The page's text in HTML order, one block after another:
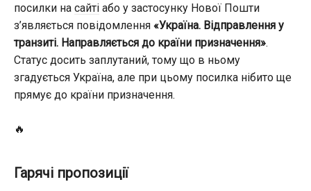
посилки на сайті або у застосунку Нової Пошти
з’являється повідомлення «Україна. Відправлення у
транзиті. Направляється до країни призначення».
Статус досить заплутаний, тому що в ньому
згадується Україна, але при цьому посилка нібито ще
прямує до країни призначення.
🔥
Гарячі пропозиції